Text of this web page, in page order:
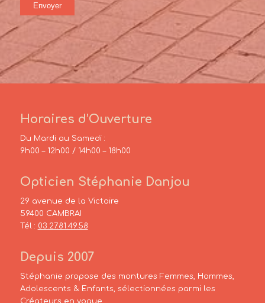
Horaires d’Ouverture
Du Mardi au Samedi :
9h00 – 12h00 / 14h00 – 18h00
Opticien Stéphanie Danjou
29 avenue de la Victoire
59400 CAMBRAI
Tél : 03.27.81.49.58
Depuis 2007
Stéphanie propose des montures Femmes, Hommes,
Adolescents & Enfants, sélectionnées parmi les
Créateurs en vogue.